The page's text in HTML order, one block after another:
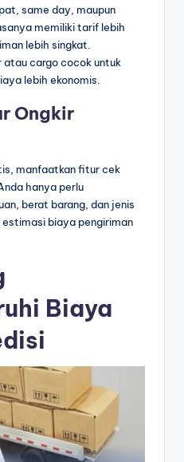
same day, maupun
memiliki tarif lebih
lebih singkat.
atau cargo cocok untuk
lebih ekonomis.
Ongkir
manfaatkan fitur cek
hanya perlu
berat barang, dan jenis
biaya pengiriman
Biaya